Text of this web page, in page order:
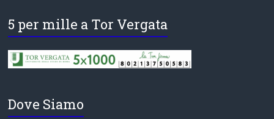
5 per mille a Tor Vergata
Dove Siamo